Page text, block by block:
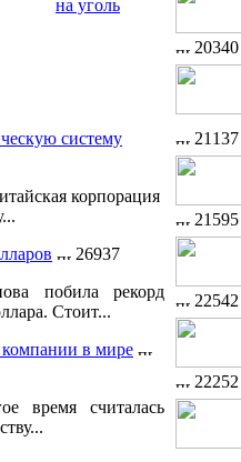
на уголь
систему
корпорация
26937
побила рекорд
Стоит...
компании в мире
время считалась
20340
21137
21595
22542
22252